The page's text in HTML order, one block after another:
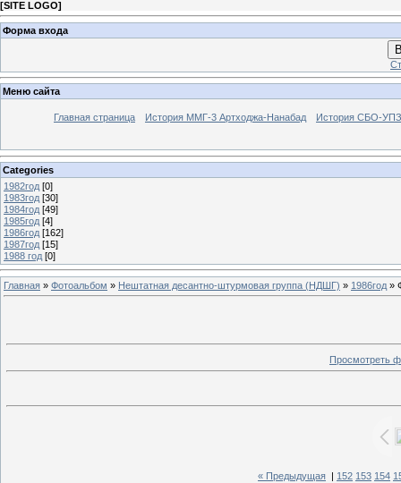
[SITE LOGO]
Форма входа
Меню сайта
Главная страница История ММГ-3 Артходжа-Нанабад История СБО-УПЗ
Categories
1982год [0]
1983год [30]
1984год [49]
1985год [4]
1986год [162]
1987год [15]
1988 год [0]
Главная » Фотоальбом » Нештатная десантно-штурмовая группа (НДШГ) » 1986год »
Просмотреть
« Предыдущая 152 153 154